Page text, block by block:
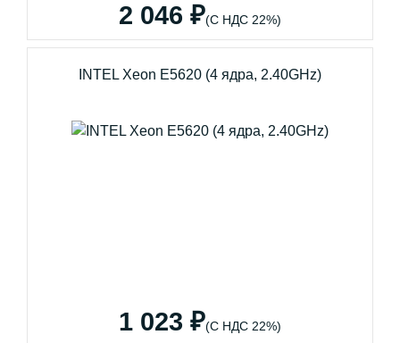
2 046 ₽(С НДС 22%)
INTEL Xeon E5620 (4 ядра, 2.40GHz)
1 023 ₽(С НДС 22%)